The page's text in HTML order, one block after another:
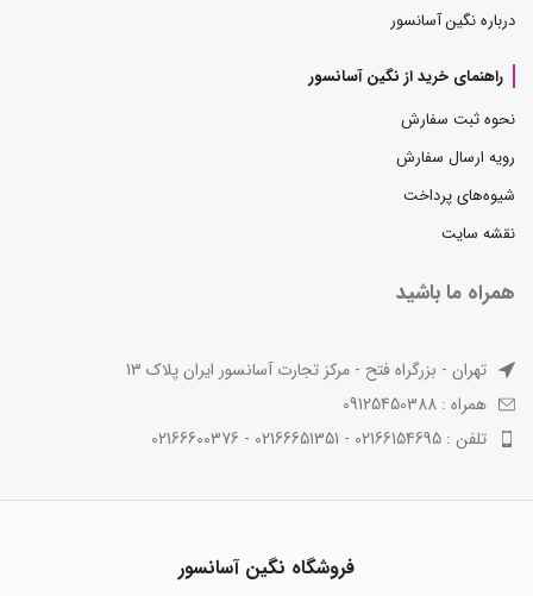
درباره نگین آسانسور
راهنمای خرید از نگین آسانسور
نحوه ثبت سفارش
رویه ارسال سفارش
شیوه‌های پرداخت
نقشه سایت
همراه ما باشید
تهران - بزرگراه فتح - مرکز تجارت آسانسور ایران پلاک 13
همراه : 09125450388
تلفن : 02166154695 - 02166651351 - 02166600376
فروشگاه نگین آسانسور